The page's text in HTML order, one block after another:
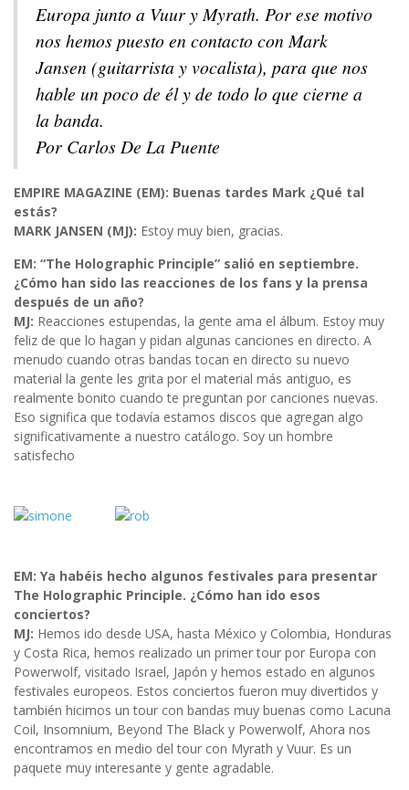
Europa junto a Vuur y Myrath. Por ese motivo
nos hemos puesto en contacto con Mark
Jansen (guitarrista y vocalista), para que nos
hable un poco de él y de todo lo que cierne a
la banda.
Por Carlos De La Puente
EMPIRE MAGAZINE (EM): Buenas tardes Mark ¿Qué tal
estás?
MARK JANSEN (MJ): Estoy muy bien, gracias.
EM: “The Holographic Principle” salió en septiembre.
¿Cómo han sido las reacciones de los fans y la prensa
después de un año?
MJ: Reacciones estupendas, la gente ama el álbum. Estoy muy
feliz de que lo hagan y pidan algunas canciones en directo. A
menudo cuando otras bandas tocan en directo su nuevo
material la gente les grita por el material más antiguo, es
realmente bonito cuando te preguntan por canciones nuevas.
Eso significa que todavía estamos discos que agregan algo
significativamente a nuestro catálogo. Soy un hombre
satisfecho
EM: Ya habéis hecho algunos festivales para presentar
The Holographic Principle. ¿Cómo han ido esos
conciertos?
MJ: Hemos ido desde USA, hasta México y Colombia, Honduras
y Costa Rica, hemos realizado un primer tour por Europa con
Powerwolf, visitado Israel, Japón y hemos estado en algunos
festivales europeos. Estos conciertos fueron muy divertidos y
también hicimos un tour con bandas muy buenas como Lacuna
Coil, Insomnium, Beyond The Black y Powerwolf, Ahora nos
encontramos en medio del tour con Myrath y Vuur. Es un
paquete muy interesante y gente agradable.